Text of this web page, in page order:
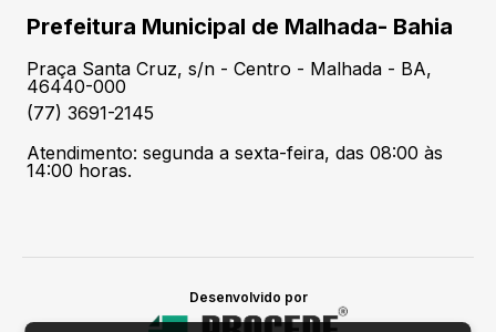
Prefeitura Municipal de Malhada- Bahia
Praça Santa Cruz, s/n - Centro - Malhada - BA,
46440-000
(77) 3691-2145
Atendimento: segunda a sexta-feira, das 08:00 às
14:00 horas.
Desenvolvido por